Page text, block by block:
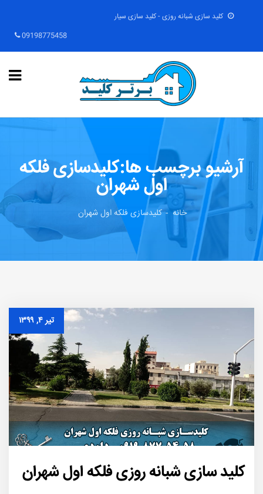
کلید سازی شبانه روزی - کلید سازی سیار
09198775458
آرشیو برچسب ها:کلیدسازی فلکه
اول شهران
خانه کلیدسازی فلکه اول شهران
تیر ۴, ۱۳۹۹
کلید سازی شبانه روزی فلکه اول شهران